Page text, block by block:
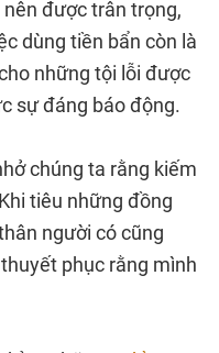
nên được trân trọng,
dùng tiền bẩn còn là
những tội lỗi được
sự đáng báo động.
chúng ta rằng kiếm
tiêu những đồng
người có cũng
phục rằng mình